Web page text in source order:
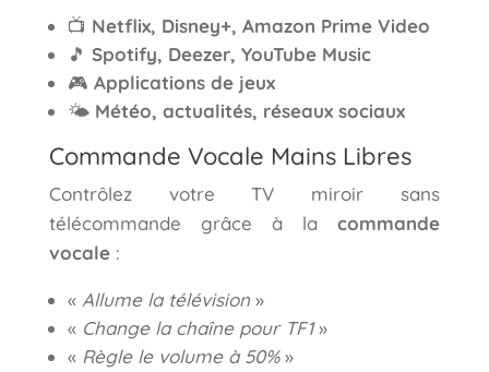
📺 Netflix, Disney+, Amazon Prime Video
🎵 Spotify, Deezer, YouTube Music
🎮 Applications de jeux
🌤️ Météo, actualités, réseaux sociaux
Commande Vocale Mains Libres
Contrôlez votre TV miroir sans
télécommande grâce à la
commande
vocale :
« Allume la télévision »
« Change la chaîne pour TF1 »
« Règle le volume à 50% »